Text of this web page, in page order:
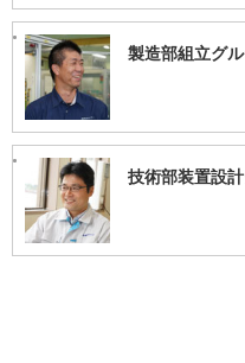
製造部組立グ
技術部装置設